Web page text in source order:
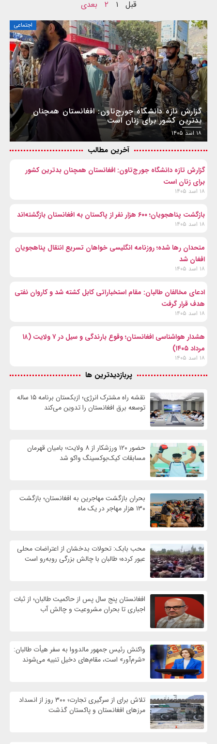
قبل ۱ ۲ بعدی
اجتماعی
گزارش تازه دانشگاه جورج‌تاون: افغانستان همچنان
بدترین کشور برای زنان است
۱۸ اسد ۱۴۰۵
آخرین مطالب
گزارش تازه دانشگاه جورج‌تاون: افغانستان همچنان بدترین کشور
برای زنان است
۱۸ اسد ۱۴۰۵
بازگشت پناهجویان؛ ۶۰۰ هزار نفر از پاکستان به افغانستان بازگشته‌اند
۱۸ اسد ۱۴۰۵
متحدان رها شده؛ روزنامه انگلیسی خواهان تسریع انتقال پناهجویان
افغان شد
۱۸ اسد ۱۴۰۵
ادعای مخالفان طالبان: مقام استخباراتی کابل کشته شد و کاروان نفتی
هدف قرار گرفت
۱۸ اسد ۱۴۰۵
هشدار هواشناسی افغانستان؛ وقوع بارندگی و سیل در ۷ ولایت (۱۸
مرداد ۱۴۰۵)
۱۸ اسد ۱۴۰۵
پربازدیدترین ها
نقشه راه مشترک انرژی؛ ازبکستان برنامه ۱۵ ساله
توسعه برق افغانستان را تدوین می‌کند
حضور ۱۲۰ ورزشکار از ۸ ولایت؛ بامیان قهرمان
مسابقات کیک‌بوکسینگ واکو شد
بحران بازگشت مهاجرین به افغانستان؛ بازگشت
۱۳۰ هزار مهاجر در یک ماه
محب بابک: تحولات بدخشان از اعتراضات محلی
عبور کرده؛ طالبان با چالش بزرگی روبه‌رو است
افغانستان پنج سال پس از حاکمیت طالبان؛ از ثبات
اجباری تا بحران مشروعیت و چالش آب
واکنش رئیس جمهور مالدووا به سفر هیأت طالبان:
«شرم‌آور» است، مقام‌های دخیل تنبیه می‌شوند
تلاش برای از سرگیری تجارت؛ ۳۰۰ روز از انسداد
مرزهای افغانستان و پاکستان گذشت